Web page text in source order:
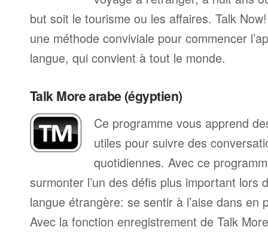
but soit le tourisme ou les affaires. Talk
une méthode conviviale pour commencer
langue, qui convient à tout le monde.
Talk More arabe (égyptien)
Ce programme vous apprend
utiles pour suivre des
quotidiennes. Avec ce
surmonter l’un des défis plus important lors
langue étrangère: se sentir à l’aise dans en
Avec la fonction enregistrement de Talk